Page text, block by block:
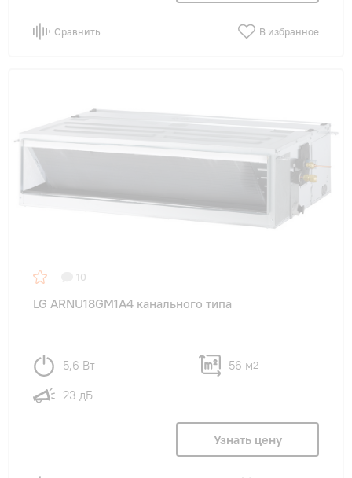
Сравнить В избранное
10
LG ARNU18GM1A4 канального типа
5,6 Вт 56 м2
23 дБ
Узнать цену